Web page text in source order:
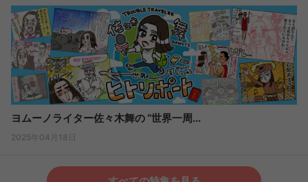
ヨムーノライター佐々木舞の “世界一周...
2025年04月18日